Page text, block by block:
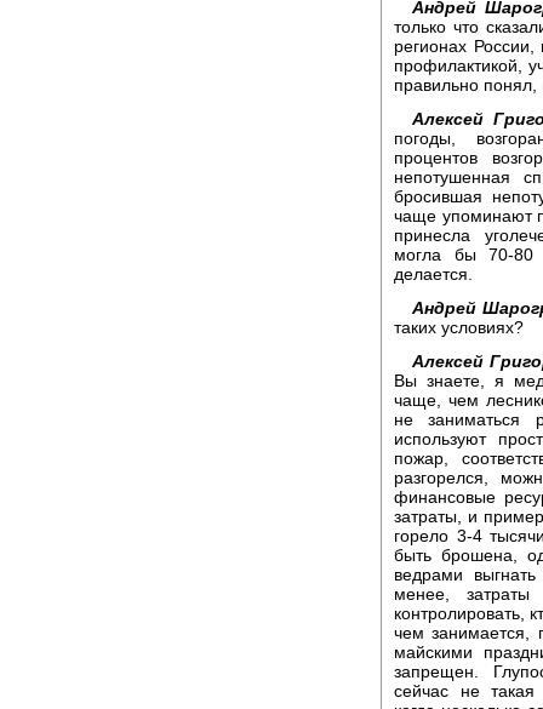
Андрей
только что
регионах
профилактикой,
правильно понял,
Алексей
погоды,
процентов
непотушенная
бросившая
чаще упоминают
принесла
могла бы 70-80
делается.
Андрей
таких условиях?
Алексей
Вы знаете, я
чаще, чем
не заниматься
используют
пожар,
разгорелся,
финансовые
затраты, и
горело 3-4
быть брошена,
ведрами
менее,
контролировать,
чем занимается,
майскими
запрещен.
сейчас не такая